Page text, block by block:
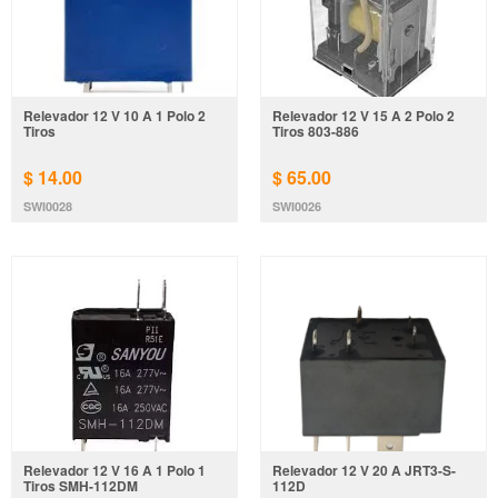
Relevador 12 V 10 A 1 Polo 2
Tiros
$ 14.00
SWI0028
Relevador 12 V 15 A 2 Polo 2
Tiros 803-886
$ 65.00
SWI0026
Relevador 12 V 16 A 1 Polo 1
Tiros SMH-112DM
Relevador 12 V 20 A JRT3-S-
112D